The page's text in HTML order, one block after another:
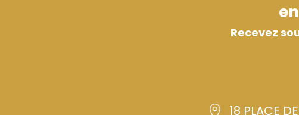
Recevez
18 PLACE